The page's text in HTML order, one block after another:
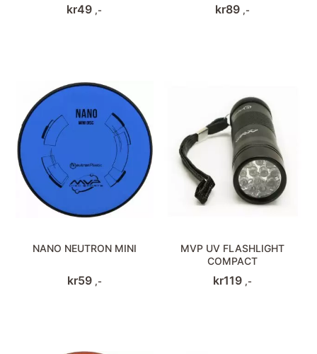
kr49 ,- kr89 ,-
NANO NEUTRON MINI
kr59 ,-
MVP UV FLASHLIGHT
COMPACT
kr119 ,-